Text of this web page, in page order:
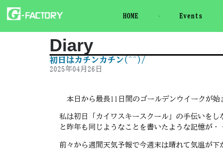
HOME Events
Diary
初日はカチンカチン(^^)/
2025年04月26日
本日から最長11日間のゴールデンウイークが
私は初日「カイワスキースクール」の手伝いを
と昨年も同じようなことを書いたような記憶が
前々から週間天気予報で今週末は晴れて気温が